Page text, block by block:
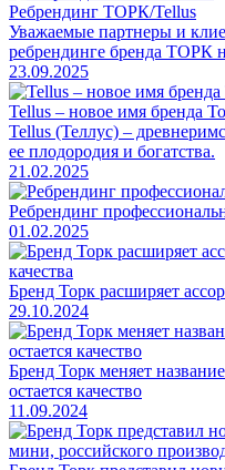
Ребрендинг ТОРК/Tellus
Уважаемые партнеры и
ребрендинге бренда ТОРК
23.09.2025
Tellus – новое имя бренда
Tellus (Теллус) –
ее плодородия и богатства.
21.02.2025
Ребрендинг
01.02.2025
Бренд Торк расширяет
29.10.2024
Бренд Торк меняет
остается качество
11.09.2024